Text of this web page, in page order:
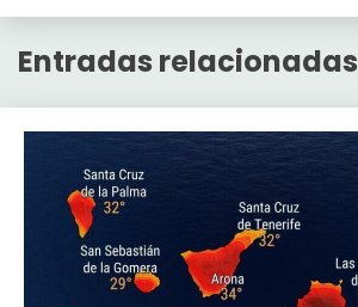
Entradas relacionadas